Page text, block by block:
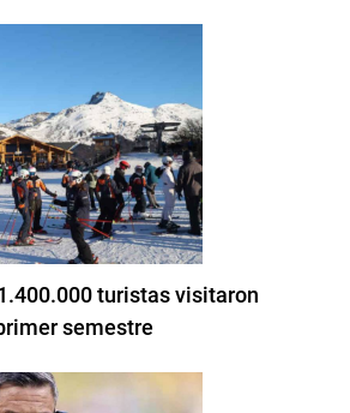
turistas visitaron
semestre